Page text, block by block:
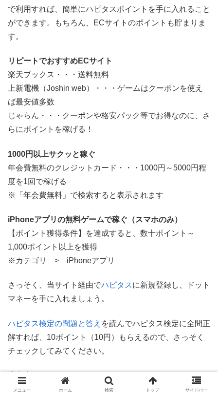
で利用すれば、簡単にハピタスポイントを手に入れること
ができます。もちろん、ECサイトのポイントも貯まりま
す。
リピートでおすすめECサイト
楽天ブックス・・・送料無料
上新電機（Joshin web）・・・ゲームはクーポンを使え
ば最安値多数
じゃらん・・・クーポンや格安パック等でお得なのに、さ
らにポイントを稼げる！
1000円以上サクッと稼ぐ
年会費無料のクレジットカード・・・1000円～5000円程
度を1回で稼げる
※「年会費無料」で検索すると表示されます
iPhoneアプリの無料ゲームで稼ぐ（スマホのみ）
【ポイント獲得条件】を達成すると、数十ポイント～
1,000ポイント以上を獲得
※カテゴリ > iPhoneアプリ
さっそく、当サイト経由でハピタスに新規登録し、ドット
マネーを手に入れましょう。
ハピタス検定の問題と答え を読んでハピタス検定に全問正
解すれば、10ポイント（10円）もらえるので、さっそく
チェックしてみてください。
注意事項
メニュー ホーム 検索 トップ サイドバー